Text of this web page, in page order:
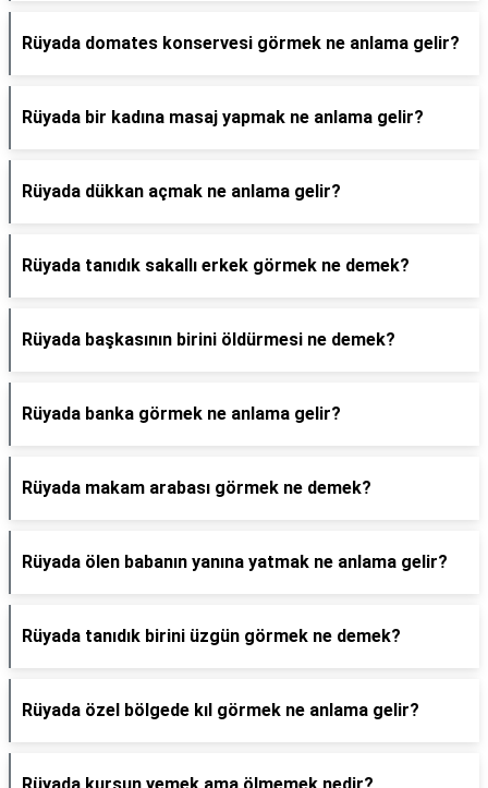
Rüyada domates konservesi görmek ne anlama gelir?
Rüyada bir kadına masaj yapmak ne anlama gelir?
Rüyada dükkan açmak ne anlama gelir?
Rüyada tanıdık sakallı erkek görmek ne demek?
Rüyada başkasının birini öldürmesi ne demek?
Rüyada banka görmek ne anlama gelir?
Rüyada makam arabası görmek ne demek?
Rüyada ölen babanın yanına yatmak ne anlama gelir?
Rüyada tanıdık birini üzgün görmek ne demek?
Rüyada özel bölgede kıl görmek ne anlama gelir?